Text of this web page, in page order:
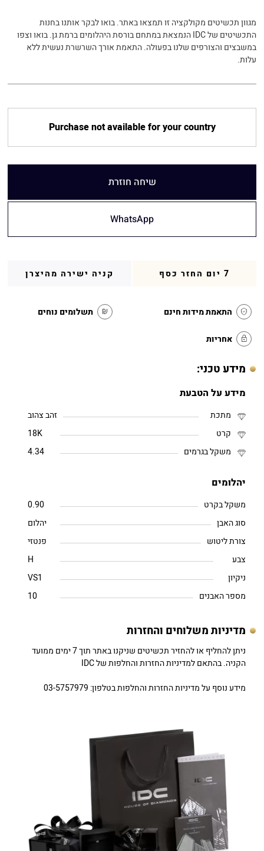
מגוון תכשיטים מקולקציה זו תמצאו באתר. בואו לבקר אותנו בחנות
התכשיטים של IDC הנמצאת במתחם בורסת היהלומים ברמת גן. בואו וצפו
במשבצים והצורפים שלנו בפעולה. התאמת אורך השרשרת נעשית ללא
עלות.
Purchase not available for your country
שיחה חוזרת
WhatsApp
7 יום החזר כסף קניה ישירה מהיצרן
התאמת מידות חינם תשלומים נוחים
אחריות
מידע טכני:
מידע על הטבעת
מתכת
זהב צהוב
קרט
18K
משקל בגרמים
4.34
יהלומים
משקל בקרט
0.90
סוג האבן
יהלום
צורת ליטוש
פנטזי
צבע
H
ניקיון
VS1
מספר האבנים
10
מדיניות משלוחים והחזרות
ניתן להחליף או להחזיר תכשיטים שניקנו באתר תוך 7 ימים ממועד
הקניה. בהתאם למדיניות החזרות והחלפות של IDC
מידע נוסף על מדיניות החזרות והחלפות בטלפון: 03-5757979